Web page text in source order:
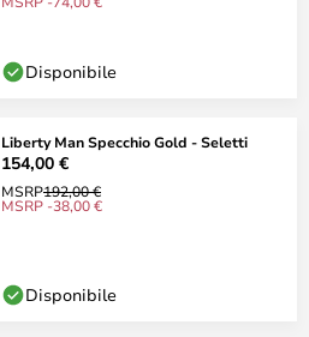
Disponibile
Liberty Man Specchio Gold - Seletti
154,00 €
MSRP192,00 €
MSRP -38,00 €
Disponibile